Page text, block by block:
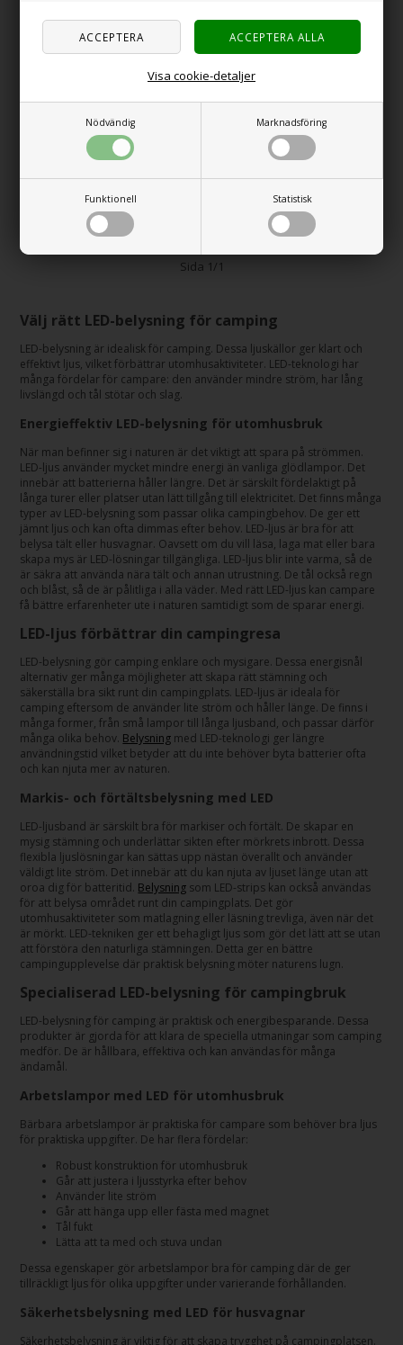
Nödvändig Marknadsföring
Funktionell Statistisk
Visa cookie-detaljer
CARBEST LED Dimmer
För LED-remsor
SEK
FIAMMA Kit Cables
Guide
SEK
Sida 1/1
Välj rätt LED-belysning för camping
LED-belysning är idealisk för camping. Dessa ljuskällor ger klart och
effektivt ljus, vilket förbättrar utomhusaktiviteter. LED-teknologi har
många fördelar för campare: den använder mindre ström, har lång
livslängd och tål stötar och slag.
Energieffektiv LED-belysning för utomhusbruk
När man befinner sig i naturen är det viktigt att spara på strömmen.
LED-ljus använder mycket mindre energi än vanliga glödlampor. Det
innebär att batterierna håller längre. Det är särskilt fördelaktigt på
långa turer eller platser utan lätt tillgång till elektricitet. Det finns många
typer av LED-belysning som passar olika campingbehov. De ger ett
jämnt ljus och kan ofta dimmas efter behov. LED-ljus är bra för att
belysa tält eller husvagnar. Oavsett om du vill läsa, laga mat eller bara
skapa mys är LED-lösningar tillgängliga. LED-ljus blir inte varma, så de
är säkra att använda nära tält och annan utrustning. De tål också regn
och blåst, så de är pålitliga i alla väder. Med rätt LED-ljus kan campare
få bättre erfarenheter ute i naturen samtidigt som de sparar energi.
LED-ljus förbättrar din campingresa
LED-belysning gör camping enklare och mysigare. Dessa energisnål
alternativ ger många möjligheter att skapa rätt stämning och
säkerställa bra sikt runt din campingplats. LED-ljus är ideala för
camping eftersom de använder lite ström och håller länge. De finns i
många former, från små lampor till långa ljusband, och passar därför
många olika behov. Belysning med LED-teknologi ger längre
användningstid vilket betyder att du inte behöver byta batterier ofta
och kan njuta mer av naturen.
Markis- och förtältsbelysning med LED
LED-ljusband är särskilt bra för markiser och förtält. De skapar en
mysig stämning och underlättar sikten efter mörkrets inbrott. Dessa
flexibla ljuslösningar kan sättas upp nästan överallt och använder
väldigt lite ström. Det innebär att du kan njuta av ljuset länge utan att
oroa dig för batteritid. Belysning som LED-strips kan också användas
för att belysa området runt din campingplats. Det gör
utomhusaktiviteter som matlagning eller läsning trevliga, även när det
är mörkt. LED-tekniken ger ett behagligt ljus som gör det lätt att se utan
att förstöra den naturliga stämningen. Detta ger en bättre
campingupplevelse där praktisk belysning möter naturens lugn.
Specialiserad LED-belysning för campingbruk
LED-belysning för camping är praktisk och energibesparande. Dessa
produkter är gjorda för att klara de speciella utmaningar som camping
medför. De är hållbara, effektiva och kan användas för många
ändamål.
Arbetslampor med LED för utomhusbruk
Bärbara arbetslampor är praktiska för campare som behöver bra ljus
för praktiska uppgifter. De har flera fördelar:
Robust konstruktion för utomhusbruk
Går att justera i ljusstyrka efter behov
Använder lite ström
Går att hänga upp eller fästa med magnet
Tål fukt
Lätta att ta med och stuva undan
Dessa egenskaper gör arbetslampor bra för camping där de ger
tillräckligt ljus för olika uppgifter under varierande förhållanden.
Säkerhetsbelysning med LED för husvagnar
Säkerhetsbelysning är viktig för att skapa trygghet på campingplatsen.